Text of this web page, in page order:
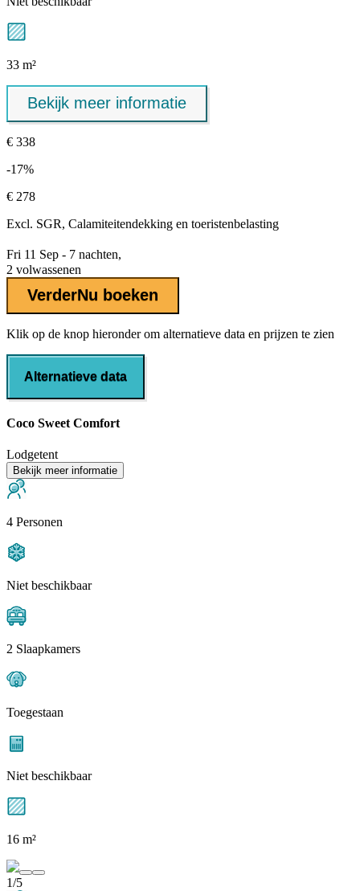
33 m²
Bekijk meer informatie
€ 338
-17%
€ 278
Excl. SGR, Calamiteitendekking en toeristenbelasting
Fri 11 Sep - 7 nachten,
2 volwassenen
VerderNu boeken
Klik op de knop hieronder om alternatieve data en prijzen te zien
Alternatieve data
Coco Sweet Comfort
Lodgetent
Bekijk meer informatie
4 Personen
Niet beschikbaar
2 Slaapkamers
Toegestaan
Niet beschikbaar
16 m²
1/5